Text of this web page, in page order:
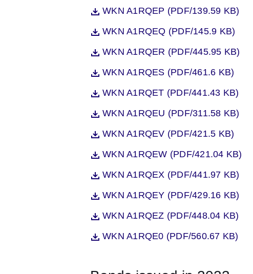
DateiWKN A1RQEP (PDF/139.59 KB)
Öffnet sich in einem neuen Fenster
DateiWKN A1RQEQ (PDF/145.9 KB)
Öffnet sich in einem neuen Fenster
DateiWKN A1RQER (PDF/445.95 KB)
Öffnet sich in einem neuen Fenster
DateiWKN A1RQES (PDF/461.6 KB)
Öffnet sich in einem neuen Fenster
DateiWKN A1RQET (PDF/441.43 KB)
Öffnet sich in einem neuen Fenster
DateiWKN A1RQEU (PDF/311.58 KB)
Öffnet sich in einem neuen Fenster
DateiWKN A1RQEV (PDF/421.5 KB)
Öffnet sich in einem neuen Fenster
DateiWKN A1RQEW (PDF/421.04 KB)
Öffnet sich in einem neuen Fenster
DateiWKN A1RQEX (PDF/441.97 KB)
Öffnet sich in einem neuen Fenster
DateiWKN A1RQEY (PDF/429.16 KB)
Öffnet sich in einem neuen Fenster
DateiWKN A1RQEZ (PDF/448.04 KB)
Öffnet sich in einem neuen Fenster
DateiWKN A1RQE0 (PDF/560.67 KB)
Öffnet sich in einem neuen Fenster